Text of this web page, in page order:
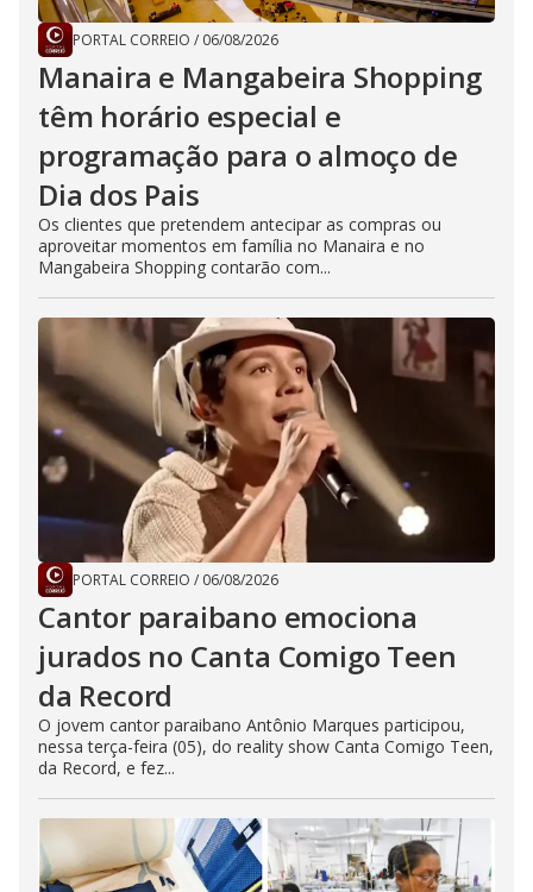
PORTAL CORREIO / 06/08/2026
Manaira e Mangabeira Shopping
têm horário especial e
programação para o almoço de
Dia dos Pais
Os clientes que pretendem antecipar as compras ou
aproveitar momentos em família no Manaira e no
Mangabeira Shopping contarão com...
PORTAL CORREIO / 06/08/2026
Cantor paraibano emociona
jurados no Canta Comigo Teen
da Record
O jovem cantor paraibano Antônio Marques participou,
nessa terça-feira (05), do reality show Canta Comigo Teen,
da Record, e fez...